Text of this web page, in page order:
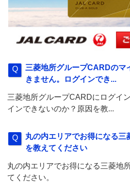
三菱地所グループCARDのマ
きません。ログインでき...
三菱地所グループCARDにログイ
インできないのか？原因を教...
丸の内エリアでお得になる三
を教えてください
丸の内エリアでお得になる三菱地
てください。